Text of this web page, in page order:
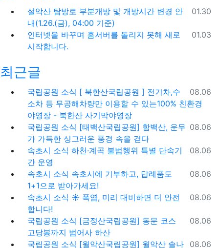
등록일
01.30
설악산 탐방로 부분개방 및 개방시간 변경 안
내(1.26.(금), 04:00 기준)
등록일
01.03
인터넷을 바꾸며 홈서버를 돌리지 못해 새로
시작합니다.
최근글
등록일
08.06
국립공원 소식 [ 북한산국립공원 ] 전기차,수
소차 등 무공해차량만 이용할 수 있는100% 친환경
야영장 - 북한산 사기막야영장
등록일
08.06
국립공원 소식 [태백산국립공원] 함백산, 운무
가 가득한 싱그러운 풍경 속을 걷다
등록일
08.06
속초시 소식 하천·계곡 불법행위 특별 단속기
간 운영
등록일
08.06
속초시 소식 속초시에 기부하고, 답례품도
1+1으로 받아가세요!
등록일
08.06
속초시 소식 ☀️ 폭염, 미리 대비하면 더 안전
합니다!
등록일
08.06
국립공원 소식 [금정산국립공원] 동문 코스
고당봉까지 범어사 하산
등록일
08.06
국립공원 소식 [월악산국립공원] 월악산 솔나